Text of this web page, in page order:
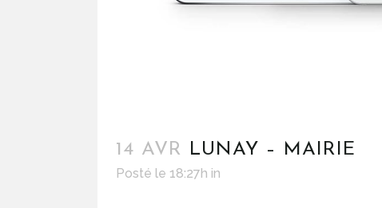
14 AVR LUNAY – MAIRIE
Posté le 18:27h in